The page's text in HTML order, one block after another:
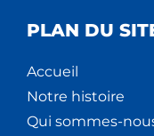
PLAN DU
Accueil
Notre histoire
Qui sommes-